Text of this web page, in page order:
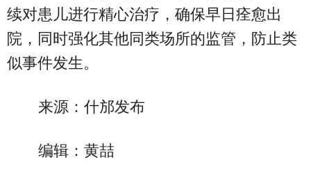
续对患儿进行精心治疗，确保早日痊愈出
院，同时强化其他同类场所的监管，防止类
似事件发生。
来源：什邡发布
编辑：黄喆